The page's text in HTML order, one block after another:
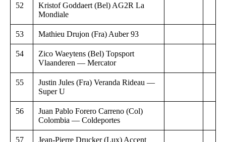
52
Kristof Goddaert (Bel) AG2R La
Mondiale
53 Mathieu Drujon (Fra) Auber 93
54
Zico Waeytens (Bel) Topsport
Vlaanderen — Mercator
55
Justin Jules (Fra) Veranda Rideau —
Super U
56
Juan Pablo Forero Carreno (Col)
Colombia — Coldeportes
57 Jean-Pierre Drucker (Lux) Accent